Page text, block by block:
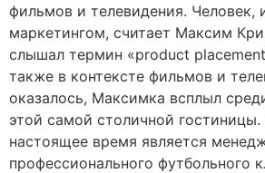
фильмов и телевидения. Человек,
маркетингом, считает Максим
слышал термин «product
также в контексте фильмов и
оказалось, Максимка всплыл
этой самой столичной
настоящее время является
профессионального футбольного